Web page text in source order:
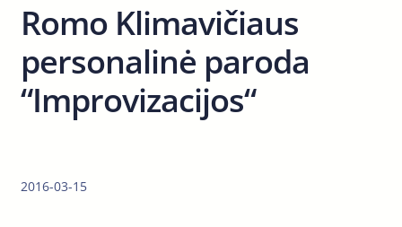
Romo Klimavičiaus
personalinė paroda
“Improvizacijos“
2016-03-15